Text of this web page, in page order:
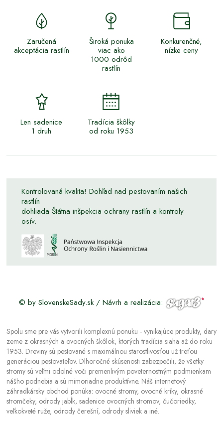
Zaručená
akceptácia rastlín
Široká ponuka
viac ako
1000 odrôd
rastlín
Konkurenčné,
nízke ceny
Len sadenice
1 druh
Tradícia škôlky
od roku 1953
Kontrolovaná kvalita! Dohľad nad pestovaním našich
rastlín
dohliada Štátna inšpekcia ochrany rastlín a kontroly
osív.
© by SlovenskeSady.sk / Návrh a realizácia:
Spolu sme pre vás vytvorili komplexnú ponuku - vynikajúce produkty, dary
zeme z okrasných a ovocných škôlok, ktorých tradícia siaha až do roku
1953. Dreviny sú pestované s maximálnou starostlivosťou už treťou
generáciou pestovateľov. Dlhoročné skúsenosti zabezpečili, že všetky
stromy sú veľmi odolné voči premenlivým poveternostným podmienkam
nášho podnebia a sú mimoriadne produktívne. Náš internetový
záhradkársky obchod ponúka: ovocné stromy, ovocné kríky, okrasné
stromčeky, odrody jabĺk, sadenice ovocných stromov, čučoriedky,
veľkokveté ruže, odrody čerešní, odrody sliviek a iné.